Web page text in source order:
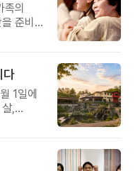
의
준비해
다
1일에
,